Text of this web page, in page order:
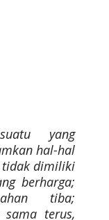
yang
hal-hal
tidak dimiliki
berharga;
tiba;
sama terus,